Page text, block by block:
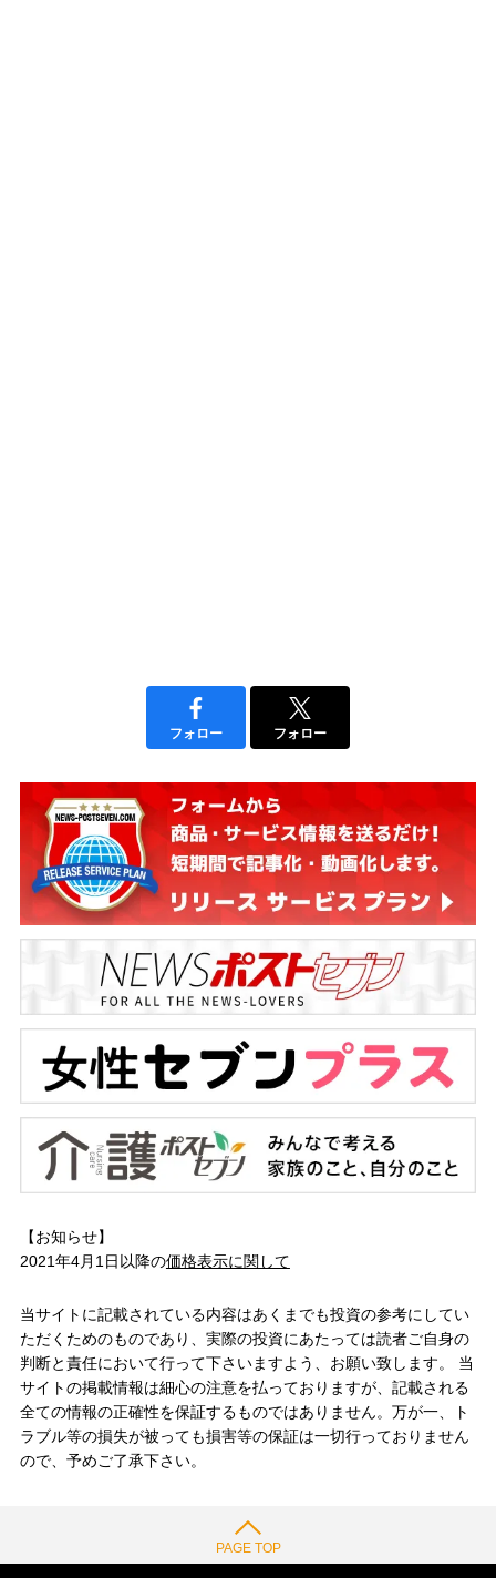
フォロー フォロー
【お知らせ】
2021年4月1日以降の価格表示に関して
当サイトに記載されている内容はあくまでも投資の参考にしてい
ただくためのものであり、実際の投資にあたっては読者ご自身の
判断と責任において行って下さいますよう、お願い致します。 当
サイトの掲載情報は細心の注意を払っておりますが、記載される
全ての情報の正確性を保証するものではありません。万が一、ト
ラブル等の損失が被っても損害等の保証は一切行っておりません
ので、予めご了承下さい。
PAGE TOP